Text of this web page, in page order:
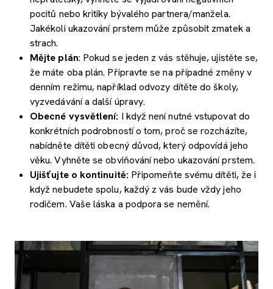
pocitů nebo kritiky bývalého partnera/manžela.
Jakékoli ukazování prstem může způsobit zmatek a
strach.
Mějte plán: Pokud se jeden z vás stěhuje, ujistěte se,
že máte oba plán. Připravte se na případné změny v
denním režimu, například odvozy dítěte do školy,
vyzvedávání a další úpravy.
Obecné vysvětlení: I když není nutné vstupovat do
konkrétních podrobností o tom, proč se rozcházíte,
nabídněte dítěti obecný důvod, který odpovídá jeho
věku. Vyhněte se obviňování nebo ukazování prstem.
Ujišťujte o kontinuitě: Připomeňte svému dítěti, že i
když nebudete spolu, každý z vás bude vždy jeho
rodičem. Vaše láska a podpora se nemění.